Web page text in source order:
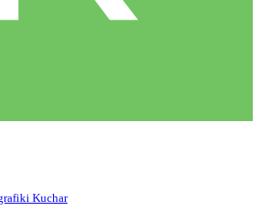
Kuchar